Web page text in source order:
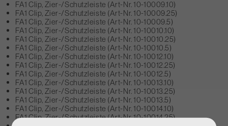
FA1 Clip, Zier-/Schutzleiste (Art-Nr. 10-10009.10)
FA1 Clip, Zier-/Schutzleiste (Art-Nr. 10-10009.25)
FA1 Clip, Zier-/Schutzleiste (Art-Nr. 10-10009.5)
FA1 Clip, Zier-/Schutzleiste (Art-Nr. 10-10010.10)
FA1 Clip, Zier-/Schutzleiste (Art-Nr. 10-10010.25)
FA1 Clip, Zier-/Schutzleiste (Art-Nr. 10-10010.5)
FA1 Clip, Zier-/Schutzleiste (Art-Nr. 10-10012.10)
FA1 Clip, Zier-/Schutzleiste (Art-Nr. 10-10012.25)
FA1 Clip, Zier-/Schutzleiste (Art-Nr. 10-10012.5)
FA1 Clip, Zier-/Schutzleiste (Art-Nr. 10-10013.10)
FA1 Clip, Zier-/Schutzleiste (Art-Nr. 10-10013.25)
FA1 Clip, Zier-/Schutzleiste (Art-Nr. 10-10013.5)
FA1 Clip, Zier-/Schutzleiste (Art-Nr. 10-10014.10)
FA1 Clip, Zier-/Schutzleiste (Art-Nr. 10-10014.25)